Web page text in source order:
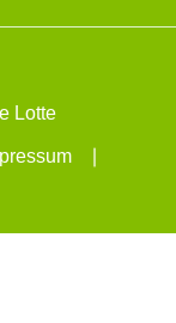
Lotte